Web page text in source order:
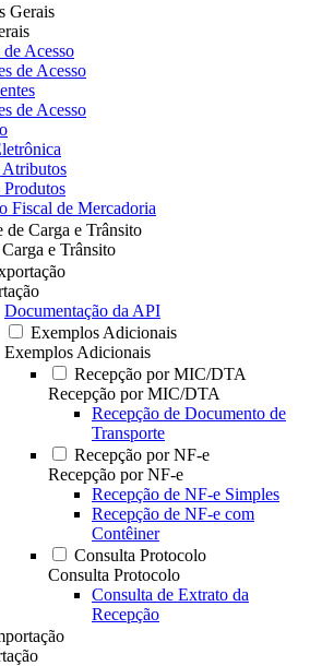
Gerais
Acesso
de Acesso
de Acesso
Atributos
Fiscal de Mercadoria
de Carga e Trânsito
e Trânsito
Documentação da API
Exemplos Adicionais
Exemplos Adicionais
Recepção por MIC/DTA
Recepção por MIC/DTA
Recepção de Documento de
Transporte
Recepção por NF-e
Recepção por NF-e
Recepção de NF-e Simples
Recepção de NF-e com
Contêiner
Consulta Protocolo
Consulta Protocolo
Consulta de Extrato da
Recepção